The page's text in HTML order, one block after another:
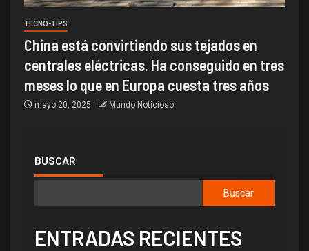
TECNO-TIPS
China está convirtiendo sus tejados en
centrales eléctricas. Ha conseguido en tres
meses lo que en Europa cuesta tres años
mayo 20, 2025 Mundo Noticioso
BUSCAR
Buscar
ENTRADAS RECIENTES